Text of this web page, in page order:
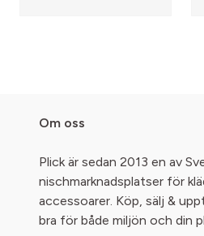
Om oss
Plick är sedan 2013 en av
nischmarknadsplatser för
accessoarer. Köp, sälj &
bra för både miljön och din